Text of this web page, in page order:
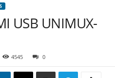
USB UNIMUX-
4545 0